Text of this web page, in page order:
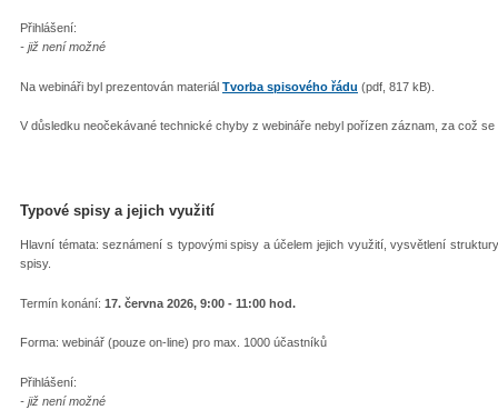
Přihlášení:
- již není možné
Na webináři byl prezentován materiál Tvorba spisového řádu (pdf, 817 kB).
V důsledku neočekávané technické chyby z webináře nebyl pořízen záznam, za což
Typové spisy a jejich využití
Hlavní témata: seznámení s typovými spisy a účelem jejich využití, vysvětlení
spisy.
Termín konání: 17. června 2026, 9:00 - 11:00 hod.
Forma: webinář (pouze on-line) pro max. 1000 účastníků
Přihlášení:
- již není možné